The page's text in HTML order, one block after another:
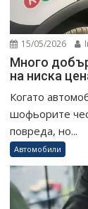
15/05/2026
Много
на ниска
Когато
шофьорите
повреда, но...
Автомобили